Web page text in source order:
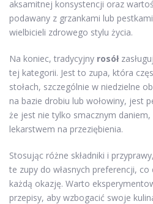
aksamitnej konsystencji oraz
podawany z grzankami lub
wielbicieli zdrowego stylu życia.
Na koniec, tradycyjny rosół
tej kategorii. Jest to zupa, która
stołach, szczególnie w niedzielne
na bazie drobiu lub wołowiny, jest
że jest nie tylko smacznym daniem,
lekarstwem na przeziębienia.
Stosując różne składniki i
te zupy do własnych preferencji,
każdą okazję. Warto
przepisy, aby wzbogacić swoje